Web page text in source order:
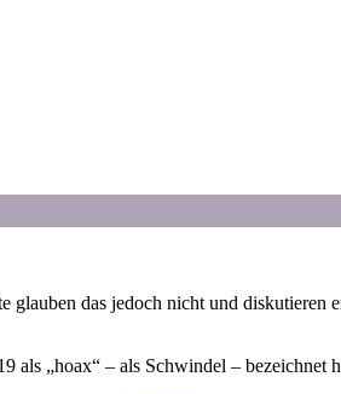
das jedoch nicht und diskutieren
als „hoax“ – als Schwindel – bezeichnet